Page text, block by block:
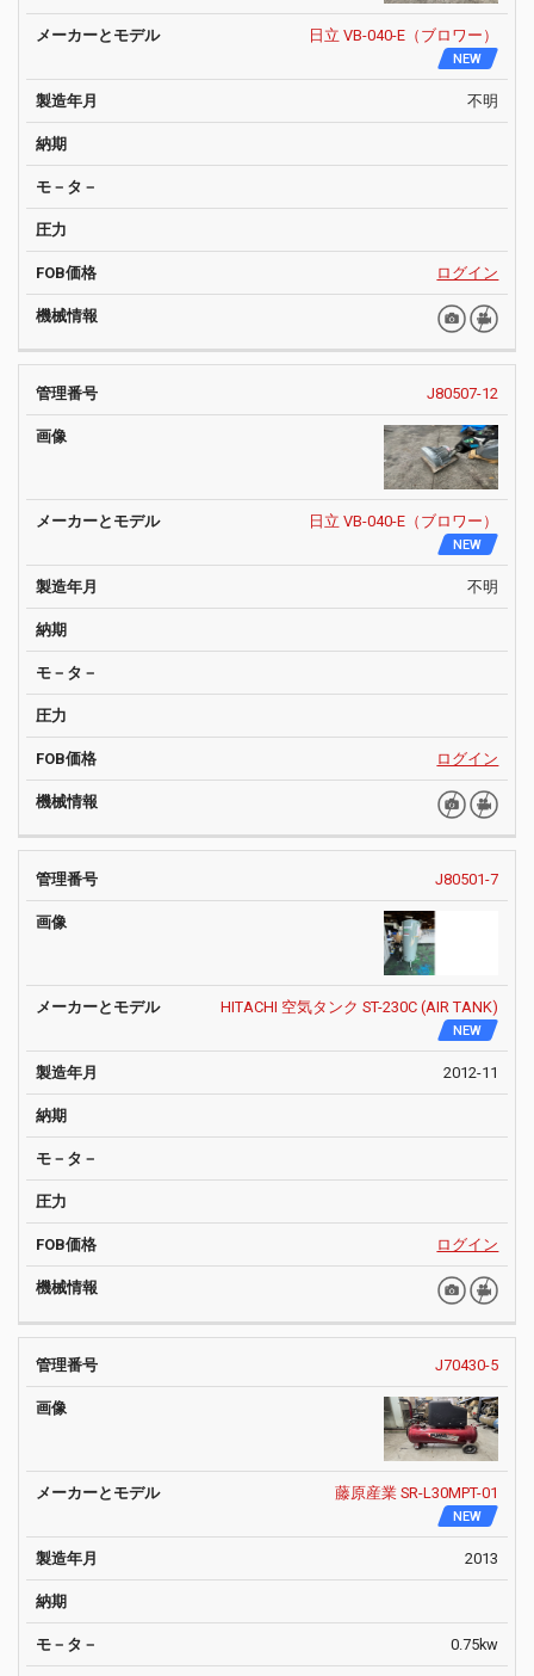
日立 VB-040-E（ブロワー）
NEW
不明
ログイン
J80507-12
日立 VB-040-E（ブロワー）
NEW
不明
ログイン
J80501-7
HITACHI 空気タンク ST-230C (AIR TANK)
NEW
2012-11
ログイン
J70430-5
藤原産業 SR-L30MPT-01
NEW
2013
0.75kw